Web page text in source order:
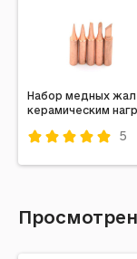
Набор медных жал
керамическим
5